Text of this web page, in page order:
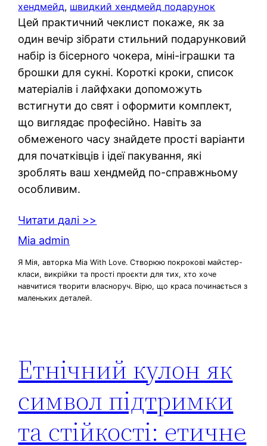
хендмейд, швидкий хендмейд подарунок
Цей практичний чеклист покаже, як за
один вечір зібрати стильний подарунковий
набір із бісерного чокера, міні-іграшки та
брошки для сукні. Короткі кроки, список
матеріалів і лайфхаки допоможуть
встигнути до свят і оформити комплект,
що виглядає професійно. Навіть за
обмеженого часу знайдете прості варіанти
для початківців і ідеї пакування, які
зроблять ваш хендмейд по-справжньому
особливим.
Читати далі >>
Mia admin
Я Мія, авторка Mia With Love. Створюю покрокові майстер-
класи, викрійки та прості проєкти для тих, хто хоче
навчитися творити власноруч. Вірю, що краса починається з
маленьких деталей.
Етнічний кулон як
символ підтримки
та стійкості: етичне